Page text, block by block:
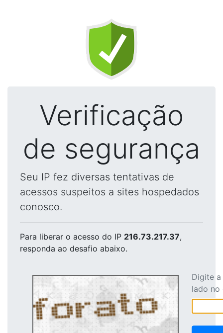
Verificação
de segurança
Seu IP fez diversas tentativas de
acessos suspeitos a sites hospedados
conosco.
Para liberar o acesso do IP 216.73.217.37,
responda ao desafio abaixo.
Digite
lado no